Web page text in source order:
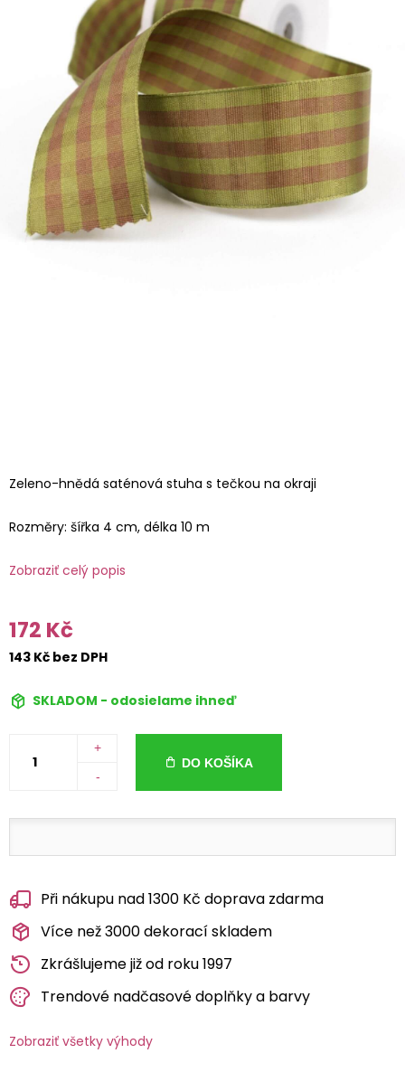
Zeleno-hnědá saténová stuha s tečkou na okraji
Rozměry: šířka 4 cm, délka 10 m
Zobraziť celý popis
172 Kč
143 Kč bez DPH
SKLADOM - odosielame ihneď
+
-
DO KOŠÍKA
Při nákupu nad 1300 Kč doprava zdarma
Více než 3000 dekorací skladem
Zkrášlujeme již od roku 1997
Trendové nadčasové doplňky a barvy
Zobraziť všetky výhody